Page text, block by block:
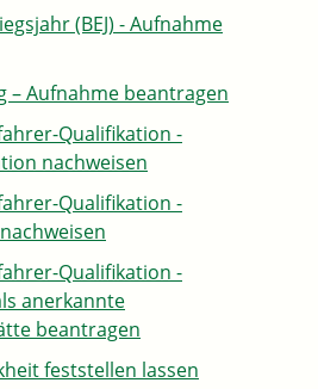
(BEJ) - Aufnahme
– Aufnahme beantragen
Qualifikation -
nachweisen
Qualifikation -
Qualifikation -
anerkannte
beantragen
feststellen lassen